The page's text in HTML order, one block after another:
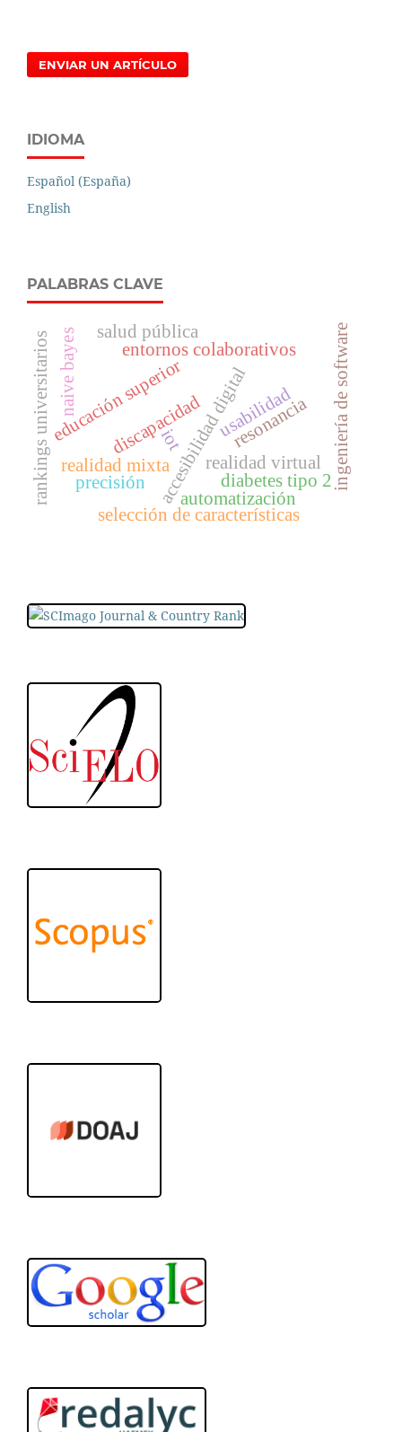
ENVIAR UN ARTÍCULO
IDIOMA
Español (España)
English
PALABRAS CLAVE
realidad mixta
educación superior
entornos colaborativos
realidad virtual
accesibilidad digital ingeniería de software
discapacidad usabilidad
diabetes tipo 2
naive bayes salud pública
resonancia
selección de características
automatización
iot
precisión
rankings universitarios